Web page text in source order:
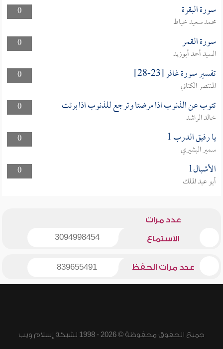
0
سورة البقرة
محمد سعيد خياط
0
سورة القمر
السيد أحمد أبوزيد
0
تفسير سورة غافر [23-28]
المنتصر الكتاني
0
تتوب عن الذنوب اذا مرضتا وترجع للذنوب اذا برئت
خالد الراشد
0
يا رفيق الدرب 1
سمير البشيري
0
الأشبال1
أبو عبد الملك
عدد مرات
الاستماع 3094998454
عدد مرات الحفظ 839655491
جميع الحقوق محفوظة © 2026 - 1998 لشبكة إسلام ويب